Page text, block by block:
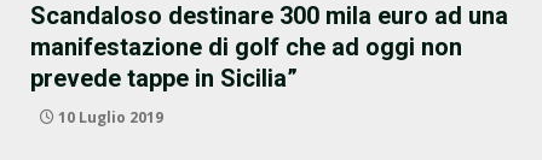
Scandaloso destinare 300 mila euro ad una
manifestazione di golf che ad oggi non
prevede tappe in Sicilia”
10 Luglio 2019